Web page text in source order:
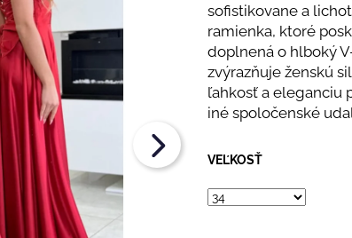
sofistikovane a
ramienka, ktoré
doplnená o hlboký
zvýrazňuje ženskú
ľahkosť a eleganciu
iné spoločenské
VEĽKOSŤ
KOMPLET S KVETINOU
BÉŽOVÝ
€108